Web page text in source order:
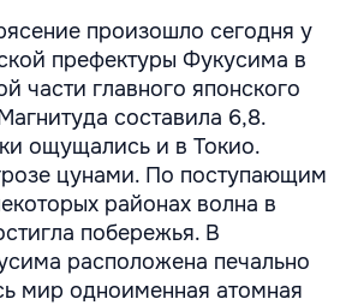
произошло сегодня у
префектуры Фукусима в
части главного японского
составила 6,8.
ощущались и в Токио.
цунами. По поступающим
районах волна в
побережья. В
расположена печально
мир одноименная атомная